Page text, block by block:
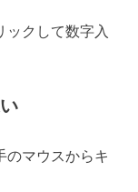
ックして数字入
のマウスからキ